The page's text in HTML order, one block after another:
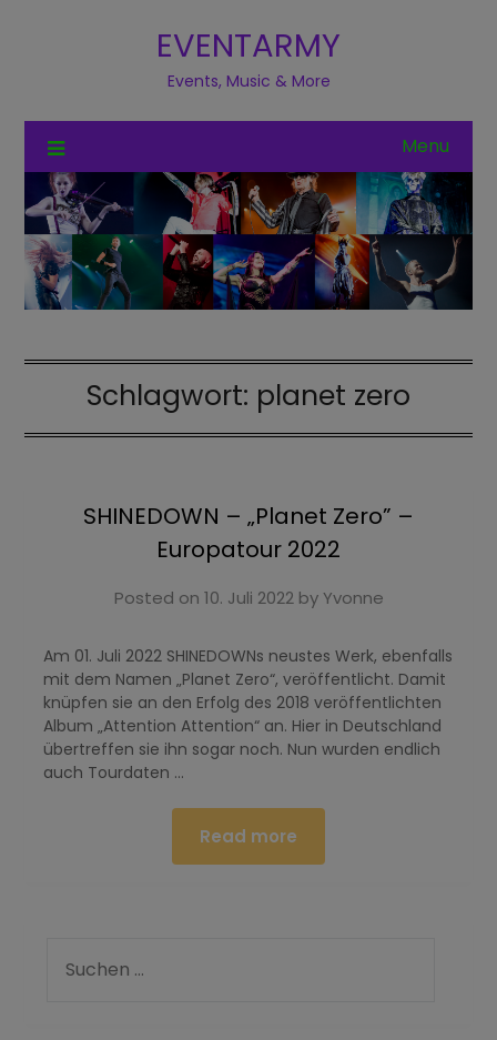
EVENTARMY
Events, Music & More
Menu
Schlagwort: planet zero
SHINEDOWN – „Planet Zero” –
Europatour 2022
Posted on 10. Juli 2022byYvonne
Am 01. Juli 2022 SHINEDOWNs neustes Werk, ebenfalls
mit dem Namen „Planet Zero“, veröffentlicht. Damit
knüpfen sie an den Erfolg des 2018 veröffentlichten
Album „Attention Attention“ an. Hier in Deutschland
übertreffen sie ihn sogar noch. Nun wurden endlich
auch Tourdaten …
Read more